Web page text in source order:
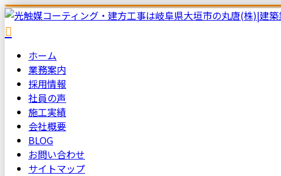
ホーム
業務案内
採用情報
社員の声
施工実績
会社概要
BLOG
お問い合わせ
サイトマップ